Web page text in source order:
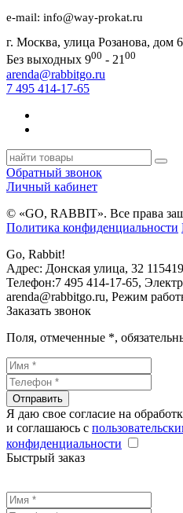
e-mail: info@way-prokat.ru
г. Москва, улица Розанова, дом 6
Без выходных 900 - 2100
arenda@rabbitgo.ru
7 495 414-17-65
Обратный звонок
Личный кабинет
© «GO, RAВBIT». Все права
Политика конфиденциальности
Go, Rabbit!
Адрес: Донская улица, 32 115419
Телефон:7 495 414-17-65,
arenda@rabbitgo.ru, Режим
Заказать звонок
Поля, отмеченные *,
Отправить
Я даю свое согласие на
и соглашаюсь с
конфиденциальности
Быстрый заказ